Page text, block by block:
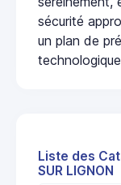
sécurité
un plan de
Liste des
SUR LIGNON